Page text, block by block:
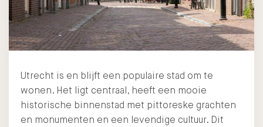
Utrecht is en blijft een populaire stad om te
wonen. Het ligt centraal, heeft een mooie
historische binnenstad met pittoreske grachten
en monumenten en een levendige cultuur. Dit